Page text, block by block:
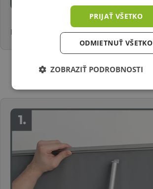
Hotovo, rollup je pripravený.
PRIJAŤ VŠETKO
ODMIETNUŤ VŠETKO
ZOBRAZIŤ PODROBNOSTI